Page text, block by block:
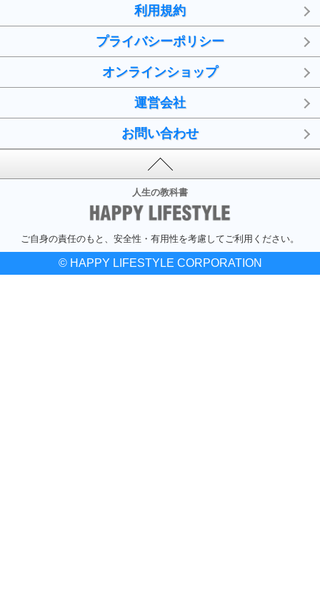
利用規約
プライバシーポリシー
オンラインショップ
運営会社
お問い合わせ
人生の教科書
ご自身の責任のもと、安全性・有用性を考慮してご利用ください。
© HAPPY LIFESTYLE CORPORATION